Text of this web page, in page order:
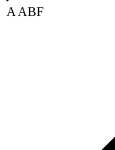
A ABF